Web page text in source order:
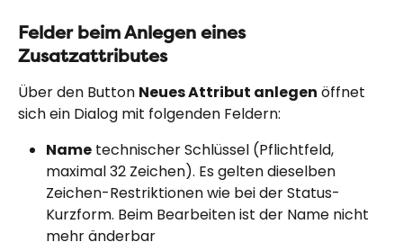
Felder beim Anlegen eines
Zusatzattributes
Über den Button Neues Attribut anlegen öffnet
sich ein Dialog mit folgenden Feldern:
Name technischer Schlüssel (Pflichtfeld,
maximal 32 Zeichen). Es gelten dieselben
Zeichen-Restriktionen wie bei der Status-
Kurzform. Beim Bearbeiten ist der Name nicht
mehr änderbar